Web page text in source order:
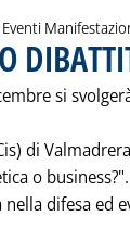
Eventi
si
di
o
difesa ed